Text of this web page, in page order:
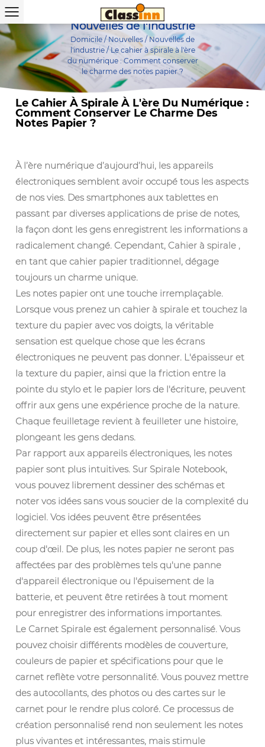
Nouvelles de l'industrie
Domicile /Nouvelles /Nouvelles de
l'industrie/Le cahier à spirale à l'ère
du numérique : Comment conserver
le charme des notes papier ?
Le Cahier À Spirale À L'ère Du Numérique :
Comment Conserver Le Charme Des
Notes Papier ?
À l’ère numérique d’aujourd’hui, les appareils
électroniques semblent avoir occupé tous les aspects
de nos vies. Des smartphones aux tablettes en
passant par diverses applications de prise de notes,
la façon dont les gens enregistrent les informations a
radicalement changé. Cependant, Cahier à spirale ,
en tant que cahier papier traditionnel, dégage
toujours un charme unique.
Les notes papier ont une touche irremplaçable.
Lorsque vous prenez un cahier à spirale et touchez la
texture du papier avec vos doigts, la véritable
sensation est quelque chose que les écrans
électroniques ne peuvent pas donner. L'épaisseur et
la texture du papier, ainsi que la friction entre la
pointe du stylo et le papier lors de l'écriture, peuvent
offrir aux gens une expérience proche de la nature.
Chaque feuilletage revient à feuilleter une histoire,
plongeant les gens dedans.
Par rapport aux appareils électroniques, les notes
papier sont plus intuitives. Sur Spirale Notebook,
vous pouvez librement dessiner des schémas et
noter vos idées sans vous soucier de la complexité du
logiciel. Vos idées peuvent être présentées
directement sur papier et elles sont claires en un
coup d'œil. De plus, les notes papier ne seront pas
affectées par des problèmes tels qu'une panne
d'appareil électronique ou l'épuisement de la
batterie, et peuvent être retirées à tout moment
pour enregistrer des informations importantes.
Le Carnet Spirale est également personnalisé. Vous
pouvez choisir différents modèles de couverture,
couleurs de papier et spécifications pour que le
carnet reflète votre personnalité. Vous pouvez mettre
des autocollants, des photos ou des cartes sur le
carnet pour le rendre plus coloré. Ce processus de
création personnalisé rend non seulement les notes
plus vivantes et intéressantes, mais stimule